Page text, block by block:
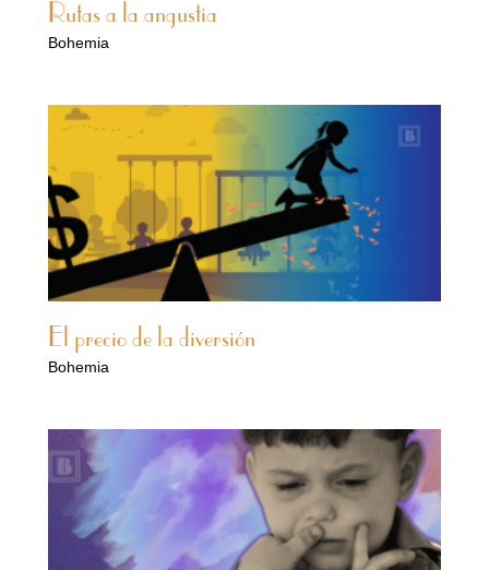
Rutas a la angustia
Bohemia
El precio de la diversión
Bohemia